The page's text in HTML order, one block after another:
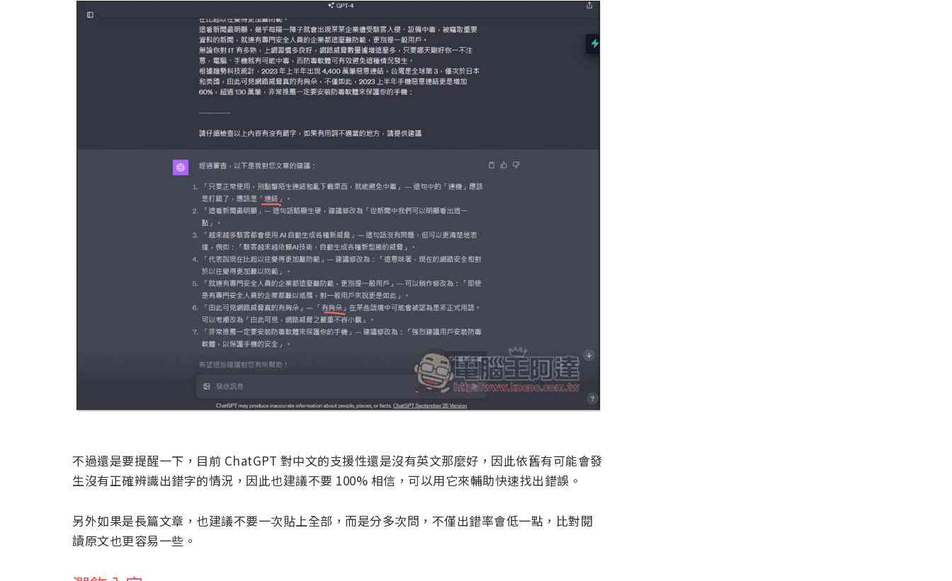
不過還是要提醒一下，目前 ChatGPT 對中文的支援性還是沒有英文那麼好，因此依舊有可能會發
生沒有正確辨識出錯字的情況，因此也建議不要 100% 相信，可以用它來輔助快速找出錯誤。
另外如果是長篇文章，也建議不要一次貼上全部，而是分多次問，不僅出錯率會低一點，比對閱
讀原文也更容易一些。